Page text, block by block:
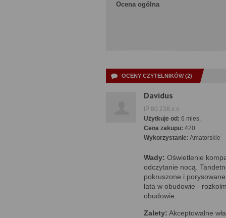
Ocena ogólna
OCENY CZYTELNIKÓW (2)
Davidus
IP 80.238.x.x
Użytkuje od: 6 mies.
Cena zakupu: 420
Wykorzystanie: Amatorskie
Wady: Oświetlenie
odczytanie nocą.
pokruszone i
lata w obudowie -
obudowie.
Zalety: Akceptowalne